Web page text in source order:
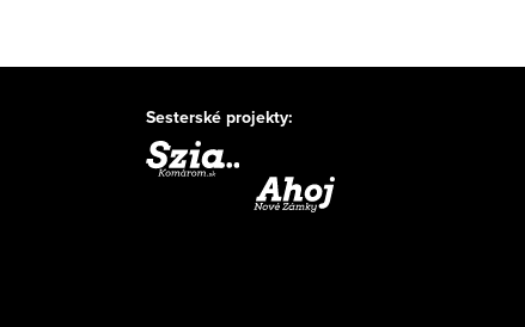
Sesterské projekty: